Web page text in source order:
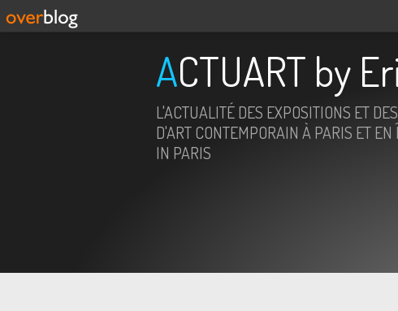
ACTUART by
L'ACTUALITÉ DES EXPOSITIONS ET
D'ART CONTEMPORAIN À PARIS ET
IN PARIS